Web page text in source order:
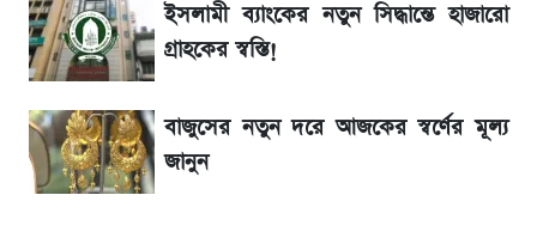
সৌদিতে বাংলাদেশিদের আকামা নবায়নে বদলে গেল
নিয়ম
ইসলামী ব্যাংকের নতুন সিদ্ধান্তে হাজারো
গ্রাহকের স্বস্তি!
বাজুসের নতুন দরে আজকের স্বর্ণের মূল্য
জানুন